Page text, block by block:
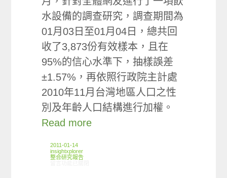
水設備的調查研究，調查期間為
01月03日至01月04日，總共回
收了3,873份有效樣本，且在
95%的信心水準下，抽樣誤差
±1.57%，再依照行政院主計處
2010年11月台灣地區人口之性
別及年齡人口結構進行加權。
Read more
2011-01-14
insightxplorer
整合研究報告